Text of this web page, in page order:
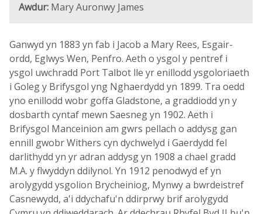
Awdur: Mary Auronwy James
Ganwyd yn 1883 yn fab i Jacob a Mary Rees, Esgair-
ordd, Eglwys Wen, Penfro. Aeth o ysgol y pentref i
ysgol uwchradd Port Talbot lle yr enillodd ysgoloriaeth
i Goleg y Brifysgol yng Nghaerdydd yn 1899. Tra oedd
yno enillodd wobr goffa Gladstone, a graddiodd yn y
dosbarth cyntaf mewn Saesneg yn 1902. Aeth i
Brifysgol Manceinion am gwrs pellach o addysg gan
ennill gwobr Withers cyn dychwelyd i Gaerdydd fel
darlithydd yn yr adran addysg yn 1908 a chael gradd
M.A. y flwyddyn ddilynol. Yn 1912 penodwyd ef yn
arolygydd ysgolion Brycheiniog, Mynwy a bwrdeistref
Casnewydd, a'i ddychafu'n ddirprwy brif arolygydd